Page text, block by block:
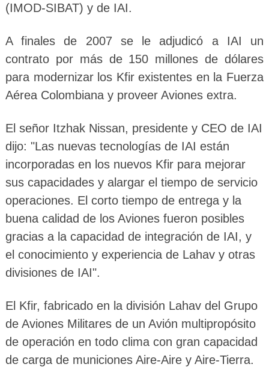
(IMOD-SIBAT) y de IAI.
A finales de 2007 se le adjudicó a IAI un
contrato por más de 150 millones de dólares
para modernizar los Kfir existentes en la Fuerza
Aérea Colombiana y proveer Aviones extra.
El señor Itzhak Nissan, presidente y CEO de IAI
dijo: "Las nuevas tecnologías de IAI están
incorporadas en los nuevos Kfir para mejorar
sus capacidades y alargar el tiempo de servicio
operaciones. El corto tiempo de entrega y la
buena calidad de los Aviones fueron posibles
gracias a la capacidad de integración de IAI, y
el conocimiento y experiencia de Lahav y otras
divisiones de IAI".
El Kfir, fabricado en la división Lahav del Grupo
de Aviones Militares de un Avión multipropósito
de operación en todo clima con gran capacidad
de carga de municiones Aire-Aire y Aire-Tierra.